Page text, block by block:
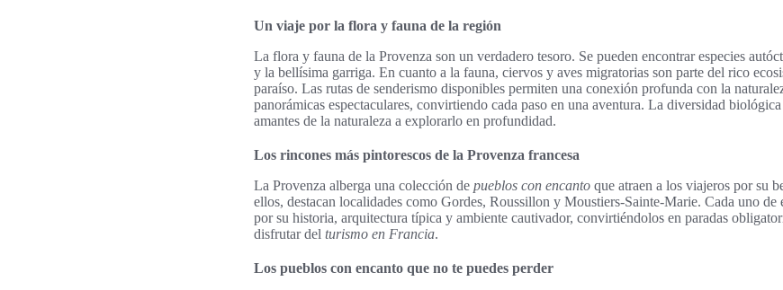
Un viaje por la flora y fauna de la región
La flora y fauna de la Provenza son un verdadero tesoro. Se pueden encontrar especies
y la bellísima garriga. En cuanto a la fauna, ciervos y aves migratorias son parte del rico
paraíso. Las rutas de senderismo disponibles permiten una conexión profunda con la
panorámicas espectaculares, convirtiendo cada paso en una aventura. La diversidad
amantes de la naturaleza a explorarlo en profundidad.
Los rincones más pintorescos de la Provenza francesa
La Provenza alberga una colección de pueblos con encanto que atraen a los viajeros por su
ellos, destacan localidades como Gordes, Roussillon y Moustiers-Sainte-Marie. Cada uno de
por su historia, arquitectura típica y ambiente cautivador, convirtiéndolos en paradas
disfrutar del turismo en Francia.
Los pueblos con encanto que no te puedes perder